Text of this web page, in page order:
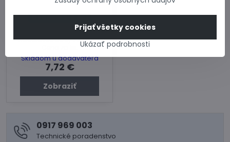
Dodanie 3-5 dní
Krokvový nadstavec
Nadstavec dĺžky 230 mm.
Skladom u dodávateľa
7,72 €
Zobraziť
0917 969 003
Technické poradenstvo
Ukázať podrobnosti
Prijať všetky cookies